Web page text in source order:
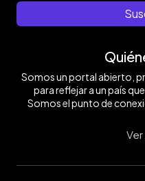
Somos un portal abierto,
para reflejar a un país
Somos el punto de